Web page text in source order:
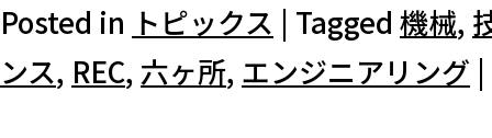
Posted in トピックス | Tagged 機械,
ンス, REC, 六ヶ所, エンジニアリング |